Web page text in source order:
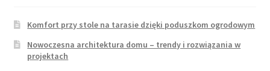
Komfort przy stole na tarasie dzięki poduszkom ogrodowym
Nowoczesna architektura domu – trendy i rozwiązania w
projektach